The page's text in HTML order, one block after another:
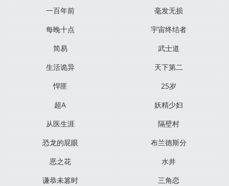
一百年前
毫发无损
每晚十点
宇宙终结者
简易
武士道
生活诡异
天下第二
悍匪
25岁
超A
妖精少妇
从医生涯
隔壁村
恐龙的屁眼
布兰德斯分
恶之花
水井
谦恭未篡时
三角恋